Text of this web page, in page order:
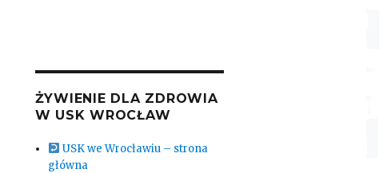
ŻYWIENIE DLA ZDROWIA
W USK WROCŁAW
USK we Wrocławiu – strona
główna